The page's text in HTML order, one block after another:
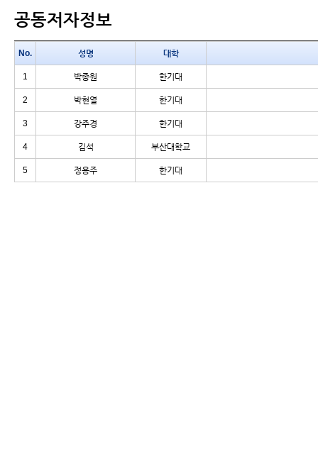
공동저자정보
No. 성명 대학
1 박종원 한기대
2 박현열 한기대
3 강주경 한기대
4 김석 부산대학교
5 정용주 한기대